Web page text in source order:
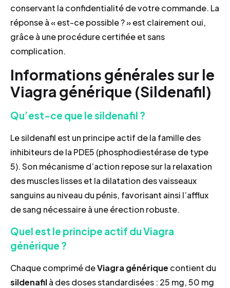
conservant la confidentialité de votre commande. La
réponse à « est-ce possible ? » est clairement oui,
grâce à une procédure certifiée et sans
complication.
Informations générales sur le
Viagra générique (Sildenafil)
Qu’est-ce que le sildenafil ?
Le sildenafil est un principe actif de la famille des
inhibiteurs de la PDE5 (phosphodiestérase de type
5). Son mécanisme d’action repose sur la relaxation
des muscles lisses et la dilatation des vaisseaux
sanguins au niveau du pénis, favorisant ainsi l’afflux
de sang nécessaire à une érection robuste.
Quel est le principe actif du Viagra
générique ?
Chaque comprimé deViagra générique contient du
sildenafilà des doses standardisées : 25 mg, 50 mg